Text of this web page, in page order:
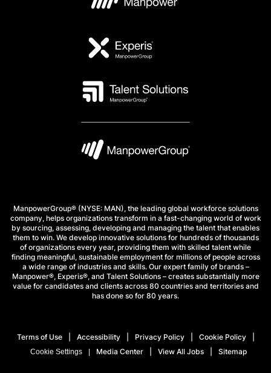
ManpowerGroup® (NYSE: MAN), the leading global workforce solutions
company, helps organizations transform in a fast-changing world of work
by sourcing, assessing, developing and managing the talent that enables
them to win. We develop innovative solutions for hundreds of thousands
of organizations every year, providing them with skilled talent while
finding meaningful, sustainable employment for millions of people across
a wide range of industries and skills. Our expert family of brands –
Manpower®, Experis®, and Talent Solutions – creates substantially more
value for candidates and clients across 80 countries and territories and
has done so for 80 years.
Terms of Use Accessibility Privacy Policy Cookie Policy
Cookie Settings Media Center View All Jobs Sitemap